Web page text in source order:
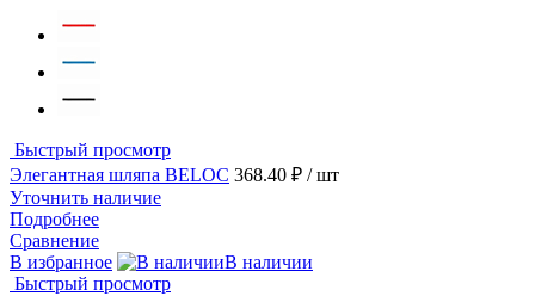
Быстрый просмотр
Элегантная шляпа BELOC 368.40 ₽ / шт
Уточнить наличие
Подробнее
Сравнение
В избранное
В наличии
Быстрый просмотр